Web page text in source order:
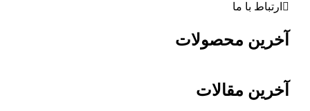
ارتباط با ما
آخرین محصولات
آخرین مقالات